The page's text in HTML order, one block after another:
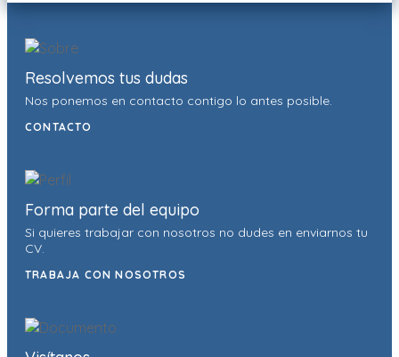
Resolvemos tus dudas
Nos ponemos en contacto contigo lo antes posible.
CONTACTO
Forma parte del equipo
Si quieres trabajar con nosotros no dudes en enviarnos tu
CV.
TRABAJA CON NOSOTROS